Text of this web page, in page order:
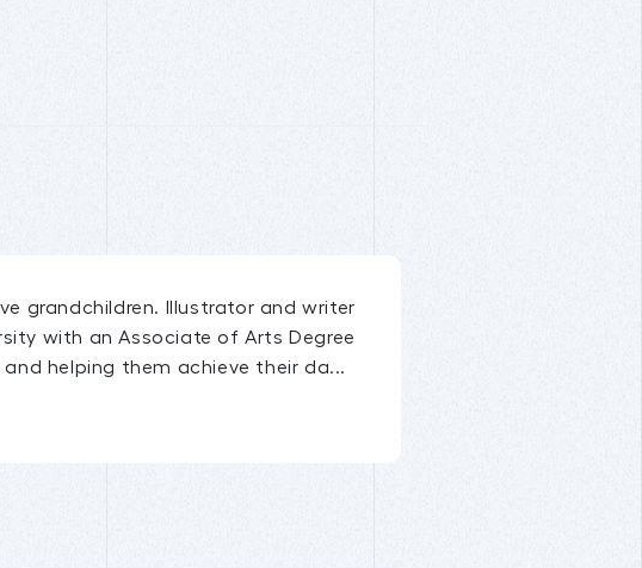
grandchildren. Illustrator and writer
with an Associate of Arts Degree
helping them achieve their da...